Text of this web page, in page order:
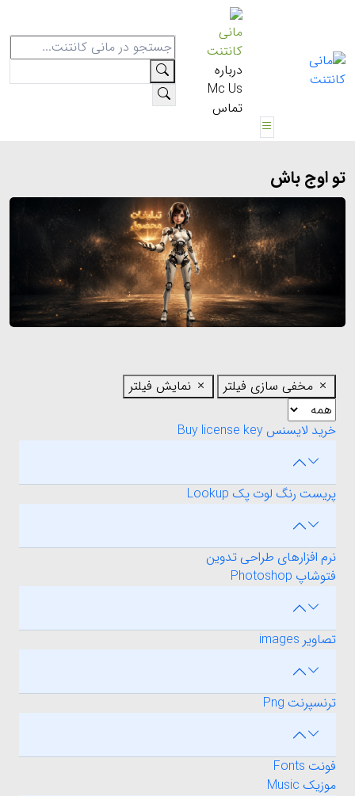
مانی
کانتنت
درباره
Mc Us
تماس
تو اوج باش
مخفی سازی فیلتر نمایش فیلتر
خرید لایسنس Buy license key
پریست رنگ لوت پک Lookup
نرم افزارهای طراحی تدوین
فتوشاپ Photoshop
تصاویر images
ترنسپرنت Png
فونت Fonts
موزیک Music